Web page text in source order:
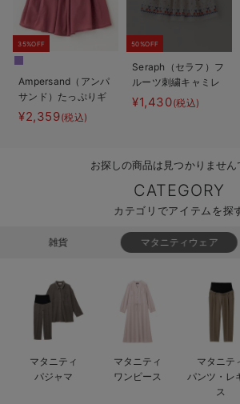
新生児スリーパー・ベビーパジャマ
ベビーシューズ・ファーストシューズ・ベビー靴下
ベビー リュック
ベビー 小物
赤ちゃん お風呂・ベビースキンケア
おむつ関連グッズ
快適機能ウェア特集 ボトムス
快適機能ウェア特集 パジャマ
erbaviva（エルバビーバ）
安心の日本製。先輩ママが買ってよかった！本当に必要な出産準備品
買って正解！高評価レビューアイテム
冬に可愛いニットがお得！
親子コーデ｜ママとベビーにおすすめ！
便利な育児家電
Gift Selection 出産祝い
保育園・入園準備特集
35%OFF
Ampersand（アンパ
サンド）たっぷりギ
ャザーワンピース＆
トップス
¥2,359(税込)
50%OFF
Seraph（セラフ）フ
ルーツ刺繍キャミレ
イヤードチュニック
¥1,430(税込)
お探しの商品は見つかりません
CATEGORY
カテゴリでアイテムを探
雑貨 マタニティウェア
マタニティ
パジャマ
マタニティ
ワンピース
マタニテ
パンツ・レ
ス